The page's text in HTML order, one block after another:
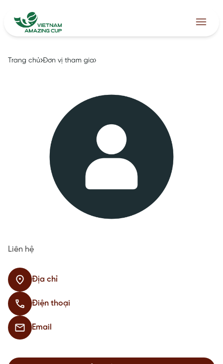
Trang chủ Đơn vị tham gia
Liên hệ
Địa chỉ
Điện thoại
Email